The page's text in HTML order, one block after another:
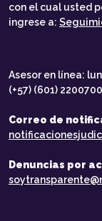
con el cual usted
ingrese a:
Asesor en línea:
(+57) (601) 2200700
Correo de
Denuncias por